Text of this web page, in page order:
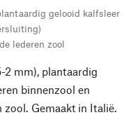
gelooid kalfsleer
lederen zool
2 mm), plantaardig
binnenzool en
zool. Gemaakt in Italië.